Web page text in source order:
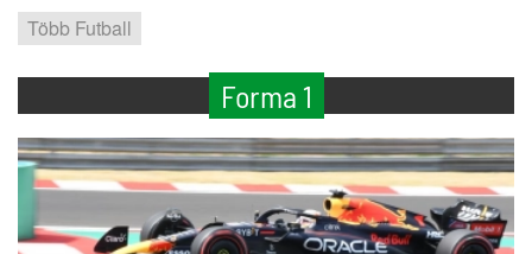
Több Futball
Forma 1